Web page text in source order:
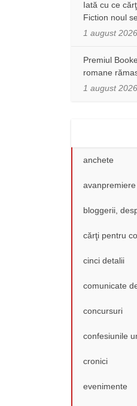
Iată cu ce
Fiction noul
1 august 2026
Premiul
romane
1 august 2026
anchete
avanpremiere
bloggerii,
cărţi pentru
cinci detalii
comunicate
concursuri
confesiunile
cronici
evenimente